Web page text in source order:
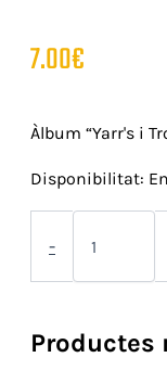
7.00€
Àlbum “Yarr's i
Disponibilitat:
-
quantitat
"Yarr's
Productes